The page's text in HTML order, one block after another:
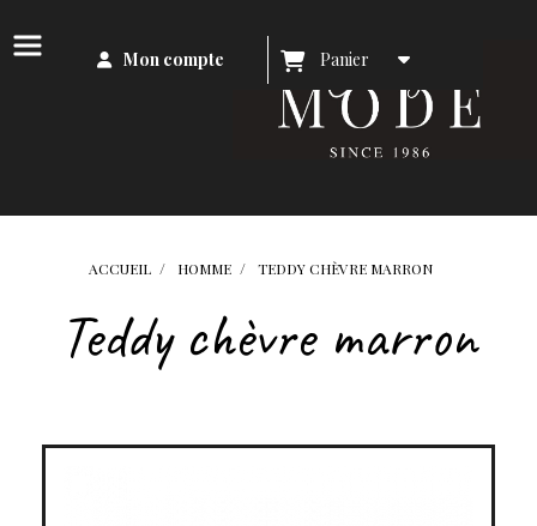
Mon compte Panier
ACCUEIL HOMME TEDDY CHÈVRE MARRON
Teddy chèvre marron